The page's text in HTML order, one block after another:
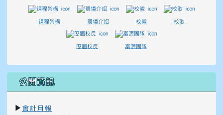
課程架構 環境介紹 校徽 校歌
歷屆校長 富源團隊
公開資訊
▶ 會計月報